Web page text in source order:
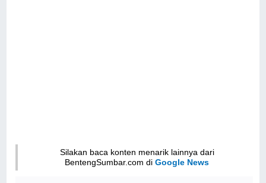
Silakan baca konten menarik lainnya dari
BentengSumbar.com diGoogle News